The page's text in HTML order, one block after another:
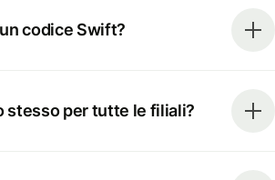
codice Swift?
stesso per tutte le filiali?